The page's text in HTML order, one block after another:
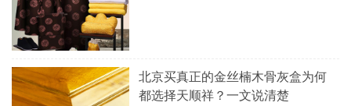
北京买真正的金丝楠木骨灰盒为何
都选择天顺祥？一文说清楚